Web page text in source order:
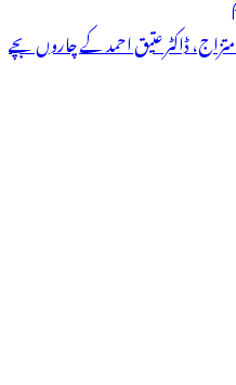
ڈاکٹر عتیق احمد کے چاروں بچے